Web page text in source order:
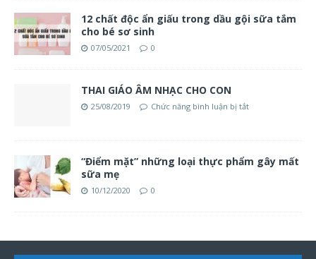
12 chất độc ẩn giấu trong dầu gội sữa tắm
cho bé sơ sinh
07/05/2021 0
THAI GIÁO ÂM NHẠC CHO CON
25/08/2019 Chức năng bình luận bị tắt
“Điểm mặt” những loại thực phẩm gây mất
sữa mẹ
10/12/2020 0